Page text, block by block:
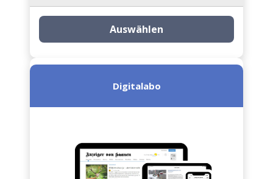
Auswählen
Digitalabo